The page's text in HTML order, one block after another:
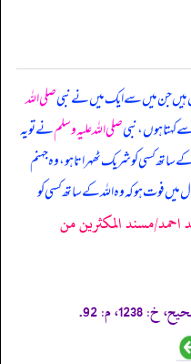
ہیں جن میں سے ایک میں نے نبیصلی اللہ
ہوں، نبیصلی اللہ علیہ وسلمنے تو یہ
کسی کو شریک ٹھہراتا ہو، وہ جہنم
میں فوت ہو کہ وہ اللہ کے ساتھ کسی کو
احمد/مسند المكثرين من
1238، م: 92.